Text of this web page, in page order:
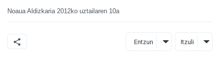
Noaua Aldizkaria 2012ko uztailaren 10a
Entzun Itzuli